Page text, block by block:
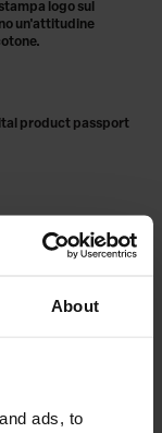
About
ads, to
product passport
logo sul
un'attitudine